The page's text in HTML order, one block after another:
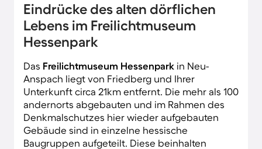
Eindrücke des alten dörflichen
Lebens im Freilichtmuseum
Hessenpark
Das Freilichtmuseum Hessenpark in Neu-
Anspach liegt von Friedberg und Ihrer
Unterkunft circa 21km entfernt. Die mehr als 100
andernorts abgebauten und im Rahmen des
Denkmalschutzes hier wieder aufgebauten
Gebäude sind in einzelne hessische
Baugruppen aufgeteilt. Diese beinhalten